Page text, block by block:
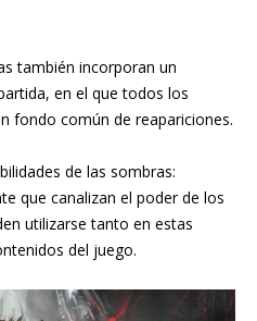
también incorporan un
en el que todos los
fondo común de reapariciones.
de las sombras:
que canalizan el poder de los
utilizarse tanto en estas
del juego.